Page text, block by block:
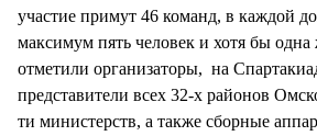
участие примут 46 команд, в каждой
максимум пять человек и хотя бы
отметили организаторы, на
представители всех 32-х районов
ти министерств, а также сборные